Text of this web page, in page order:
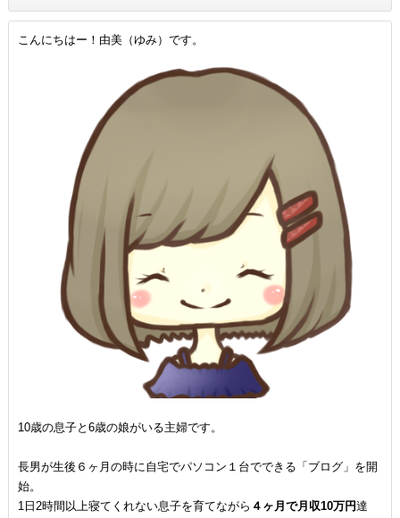
こんにちはー！由美（ゆみ）です。
10歳の息子と6歳の娘がいる主婦です。
長男が生後６ヶ月の時に自宅でパソコン１台でできる「ブログ」を開
始。
1日2時間以上寝てくれない息子を育てながら ４ヶ月で月収10万円達